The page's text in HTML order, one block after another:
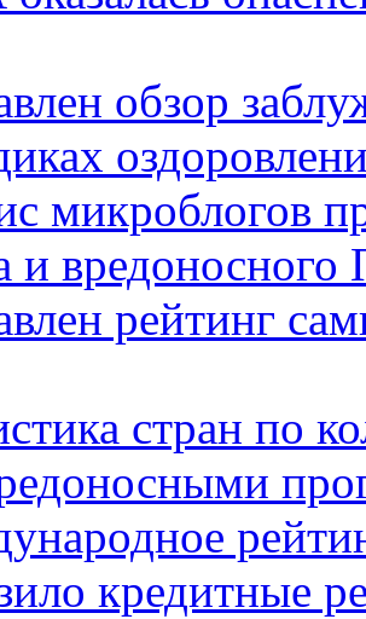
обзор
микроблогов
и
рейтинг
стран по
кредитные